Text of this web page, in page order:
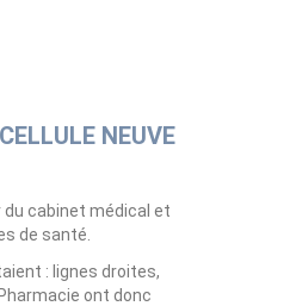
CELLULE NEUVE
du cabinet médical et
de santé.
: lignes droites,
ont donc